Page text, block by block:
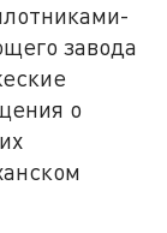
завода
о